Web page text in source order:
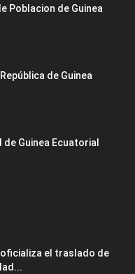
Poblacion de Guinea
de Guinea
Guinea Ecuatorial
el traslado de